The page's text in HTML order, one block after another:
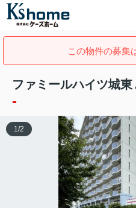
この物件の募集
ファミールハイツ城東
-
1/2